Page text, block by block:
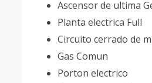
Ascensor de ultima
Planta electrica Full
Circuito cerrado de
Gas Comun
Porton electrico